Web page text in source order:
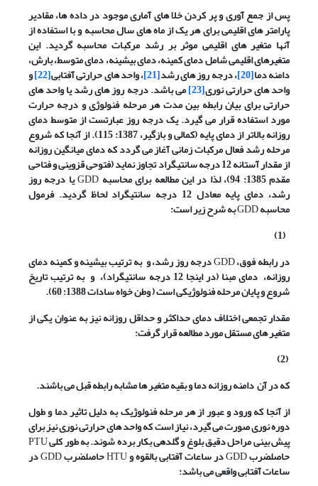
پس از جمع آوری و پر کردن خلا های آماری موجود در داده ها، مقادیر
پارامتر های اقلیمی برای هر یک از ماه های سال محاسبه و با استفاده از
آنها متغیر های اقلیمی موثر بر رشد مرکبات محاسبه گردید. این
متغیرهای اقلیمی شامل دمای کمینه، دمای بیشینه، دمای متوسط، بارش،
دامنه دما[20] ، درجه روز های رشد[21] ، واحد های حرارتی آفتابی[22] و
واحد های حرارتی نوری[23] می باشد. درجه روز های رشد یا واحد های
حرارتی برای بیان رابطه بین مدت هر مرحله فنولوژی و درجه حرارت
مورد استفاده قرار می گیرد. یک درجه روز عبارتست از متوسط دمای
روزانه بالاتر از دمای پایه (کمالی و بازگیر، 1387: 115). از آنجا که شروع
مرحله رشد فعال مرکبات زمانی آغاز می گردد که دمای میانگین روزانه
از مقدار آستانه 12 درجه سانتیگراد تجاوز نماید (فتوحی قزوینی و فتاحی
مقدم 1385: 94)، لذا در این مطالعه برای محاسبه GDDیا درجه روز
رشد، دمای پایه معادل 12 درجه سانتیگراد لحاظ گردید. فرمول
محاسبهGDDبه شرح زیر است:
(1)
در رابطه فوق،GDDدرجه روز رشد،وبه ترتیب بیشینه و کمینه دمای
روزانه، دمای مبنا (در اینجا 12 درجه سانتیگراد)، و به ترتیب تاریخ
شروع و پایان مرحله فنولوژیکی است ( وطن خواه سادات 1388: 60).
مقدار تجمعی اختلاف دمای حداکثر و حداقل روزانه نیز به عنوان یکی از
متغیر های مستقل مورد مطالعه قرار گرفت:
(
2
)
که در آندامنه روزانه دما و بقیه متغیر ها مشابه رابطه قبل می باشند.
از آنجا که ورود و عبور از هر مرحله فنولوژیک به دلیل تاثیر دما و طول
دوره نوری صورت می گیرد، نیاز است که واحد های حرارتی نوری نیز برای
پیش بینی مراحل دقیق بلوغ و گلدهی بکار برده شوند. به طور کلیPTU
حاصلضربGDDدر ساعات آفتابی بالقوه وHTUحاصلضربGDDدر
ساعات آفتابی واقعی می باشد: